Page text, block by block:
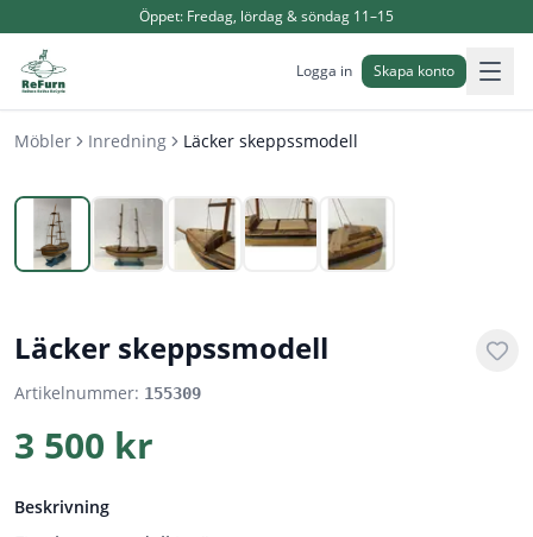
Öppet: Fredag, lördag & söndag 11–15
Logga in Skapa konto
Möbler Inredning Läcker skeppssmodell
Läcker skeppssmodell
Artikelnummer: 155309
3 500 kr
Beskrivning